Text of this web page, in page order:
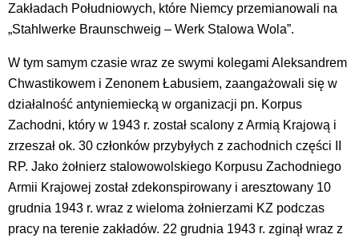
Zakładach Południowych, które Niemcy przemianowali na
„Stahlwerke Braunschweig – Werk Stalowa Wola”.
W tym samym czasie wraz ze swymi kolegami Aleksandrem
Chwastikowem i Zenonem Łabusiem, zaangażowali się w
działalność antyniemiecką w organizacji pn. Korpus
Zachodni, który w 1943 r. został scalony z Armią Krajową i
zrzeszał ok. 30 członków przybyłych z zachodnich części II
RP. Jako żołnierz stalowowolskiego Korpusu Zachodniego
Armii Krajowej został zdekonspirowany i aresztowany 10
grudnia 1943 r. wraz z wieloma żołnierzami KZ podczas
pracy na terenie zakładów. 22 grudnia 1943 r. zginął wraz z